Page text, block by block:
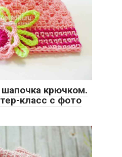
крючком.
класс с фото